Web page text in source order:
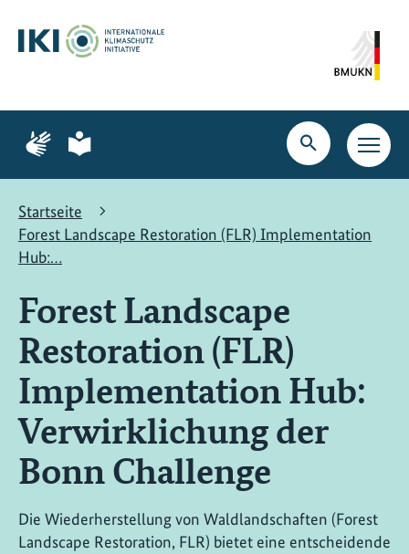
Hauptinhalt
springen
Suche
springen
Hauptnavigation
springen
Zur
Seite
Gebärdensprache
Zur
Seite
leichte
Suche
öffnen
Startseite
Forest Landscape Restoration (FLR) Implementation
Hub:…
Forest Landscape
Restoration (FLR)
Implementation Hub:
Verwirklichung der
Bonn Challenge
Die Wiederherstellung von Waldlandschaften (Forest
Landscape Restoration, FLR) bietet eine entscheidende